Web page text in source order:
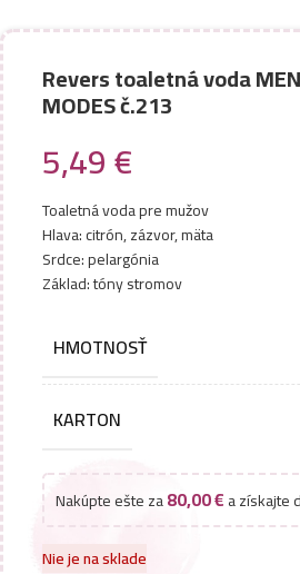
Revers toaletná voda
MODES č.213
5,49€
Toaletná voda pre mužov
Hlava: citrón, zázvor, mäta
Srdce: pelargónia
Základ: tóny stromov
HMOTNOSŤ
KARTON
Nakúpte ešte za80,00€a získajte
Nie je na sklade